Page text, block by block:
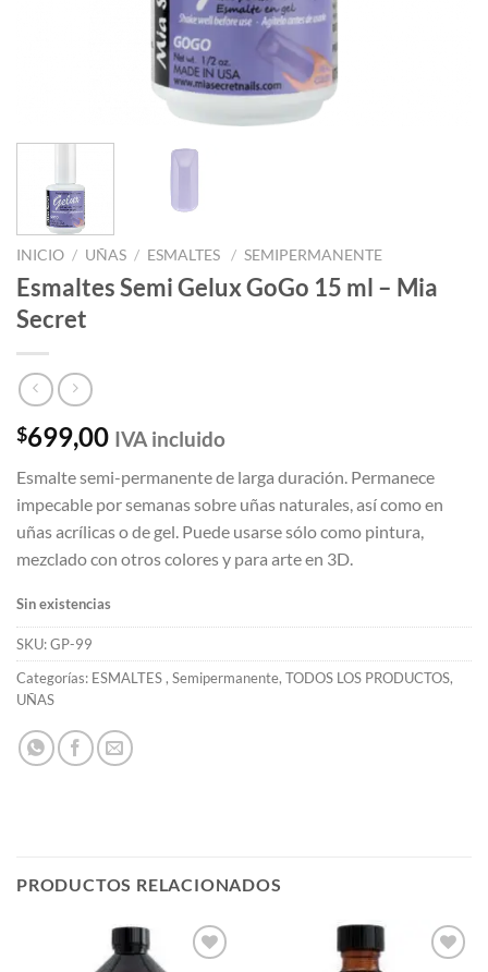
INICIO / UÑAS / ESMALTES / SEMIPERMANENTE
Esmaltes Semi Gelux GoGo 15 ml – Mia
Secret
$699,00 IVA incluido
Esmalte semi-permanente de larga duración. Permanece
impecable por semanas sobre uñas naturales, así como en
uñas acrílicas o de gel. Puede usarse sólo como pintura,
mezclado con otros colores y para arte en 3D.
Sin existencias
SKU:GP-99
Categorías: ESMALTES, Semipermanente, TODOS LOS PRODUCTOS,
UÑAS
PRODUCTOS RELACIONADOS